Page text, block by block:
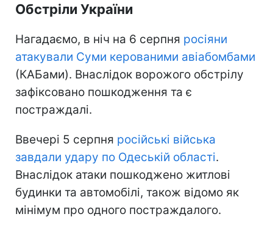
Обстріли України
Нагадаємо, в ніч на 6 серпня росіяни
атакували Суми керованими авіабомбами
(КАБами). Внаслідок ворожого обстрілу
зафіксовано пошкодження та є
постраждалі.
Ввечері 5 серпня російські війська
завдали удару по Одеській області.
Внаслідок атаки пошкоджено житлові
будинки та автомобілі, також відомо як
мінімум про одного постраждалого.